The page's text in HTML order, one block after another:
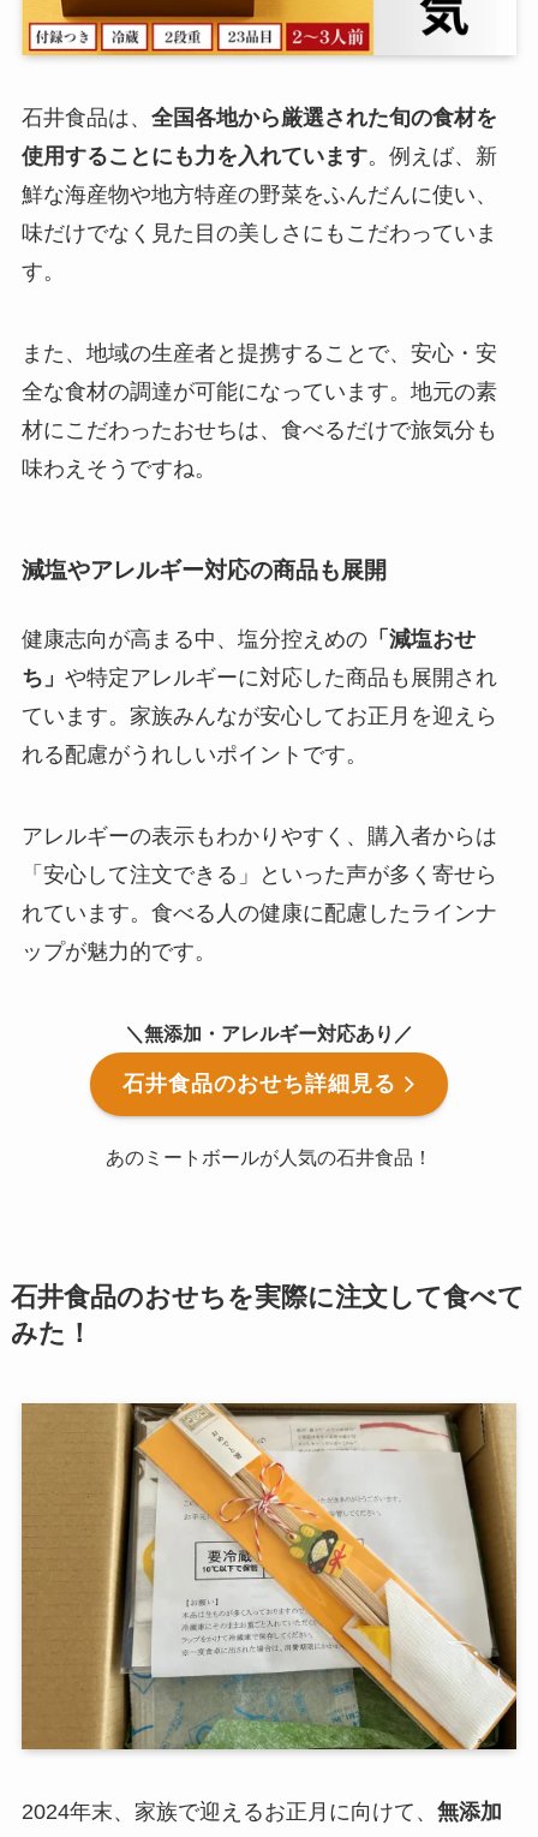
石井食品は、 全国各地から厳選された旬の食材を
使用することにも力を入れています。例えば、新
鮮な海産物や地方特産の野菜をふんだんに使い、
味だけでなく見た目の美しさにもこだわっていま
す。
また、地域の生産者と提携することで、安心・安
全な食材の調達が可能になっています。地元の素
材にこだわったおせちは、食べるだけで旅気分も
味わえそうですね。
減塩やアレルギー対応の商品も展開
健康志向が高まる中、塩分控えめの「減塩おせ
ち」 や特定アレルギーに対応した商品も展開され
ています。家族みんなが安心してお正月を迎えら
れる配慮がうれしいポイントです。
アレルギーの表示もわかりやすく、購入者からは
「安心して注文できる」といった声が多く寄せら
れています。食べる人の健康に配慮したラインナ
ップが魅力的です。
＼無添加・アレルギー対応あり／
石井食品のおせち詳細見る
あのミートボールが人気の石井食品！
石井食品のおせちを実際に注文して食べて
みた！
2024年末、家族で迎えるお正月に向けて、 無添加